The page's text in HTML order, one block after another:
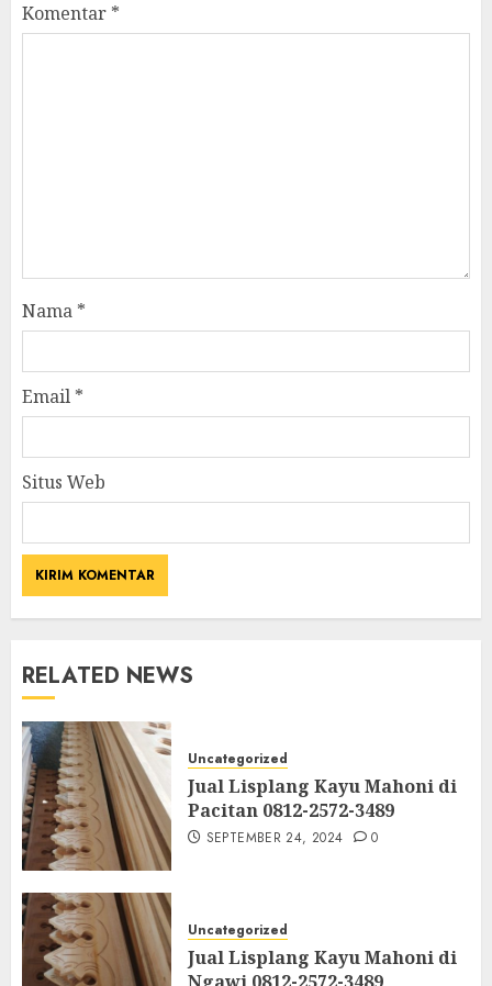
Komentar *
Nama *
Email *
Situs Web
RELATED NEWS
Uncategorized
Jual Lisplang Kayu Mahoni di
Pacitan 0812-2572-3489
SEPTEMBER 24, 2024 0
Uncategorized
Jual Lisplang Kayu Mahoni di
Ngawi 0812-2572-3489